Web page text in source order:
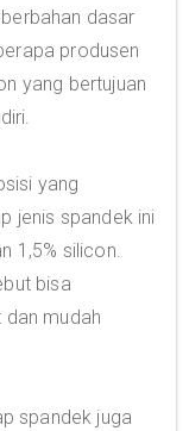
dasar
produsen
yang bertujuan
yang
jenis spandek ini
1,5% silicon.
bisa
mudah
spandek juga